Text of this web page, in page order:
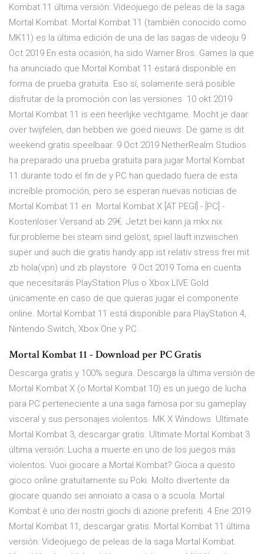
Kombat 11 última versión: Videojuego de peleas de la saga
Mortal Kombat. Mortal Kombat 11 (también conocido como
MK11) es la última edición de una de las sagas de videoju 9
Oct 2019 En esta ocasión, ha sido Warner Bros. Games la que
ha anunciado que Mortal Kombat 11 estará disponible en
forma de prueba gratuita. Eso sí, solamente será posible
disfrutar de la promoción con las versiones 10 okt 2019
Mortal Kombat 11 is een heerlijke vechtgame. Mocht je daar
over twijfelen, dan hebben we goed nieuws. De game is dit
weekend gratis speelbaar. 9 Oct 2019 NetherRealm Studios
ha preparado una prueba gratuita para jugar Mortal Kombat
11 durante todo el fin de y PC han quedado fuera de esta
increíble promoción, pero se esperan nuevas noticias de
Mortal Kombat 11 en Mortal Kombat X [AT PEGI] - [PC] -
Kostenloser Versand ab 29€. Jetzt bei kann ja mkx nix
für.probleme bei steam sind gelöst, spiel läuft inzwischen
super und auch die gratis handy app ist relativ stress frei mit
zb hola(vpn) und zb playstore 9 Oct 2019 Toma en cuenta
que necesitarás PlayStation Plus o Xbox LIVE Gold
únicamente en caso de que quieras jugar el componente
online. Mortal Kombat 11 está disponible para PlayStation 4,
Nintendo Switch, Xbox One y PC.
Mortal Kombat 11 - Download per PC Gratis
Descarga gratis y 100% segura. Descarga la última versión de
Mortal Kombat X (o Mortal Kombat 10) es un juego de lucha
para PC perteneciente a una saga famosa por su gameplay
visceral y sus personajes violentos. MK X Windows Ultimate
Mortal Kombat 3, descargar gratis. Ultimate Mortal Kombat 3
última versión: Lucha a muerte en uno de los juegos más
violentos. Vuoi giocare a Mortal Kombat? Gioca a questo
gioco online gratuitamente su Poki. Molto divertente da
giocare quando sei annoiato a casa o a scuola. Mortal
Kombat è uno dei nostri giochi di azione preferiti. 4 Ene 2019
Mortal Kombat 11, descargar gratis. Mortal Kombat 11 última
versión: Videojuego de peleas de la saga Mortal Kombat.